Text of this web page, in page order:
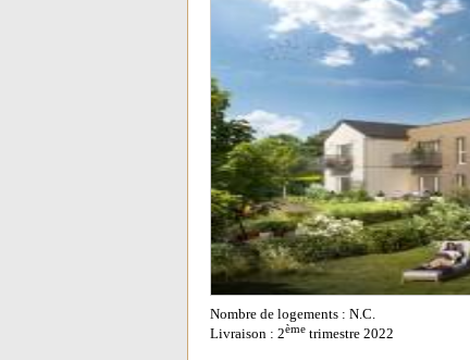
Nombre de logements : N.C.
Livraison : 2ème trimestre 2022